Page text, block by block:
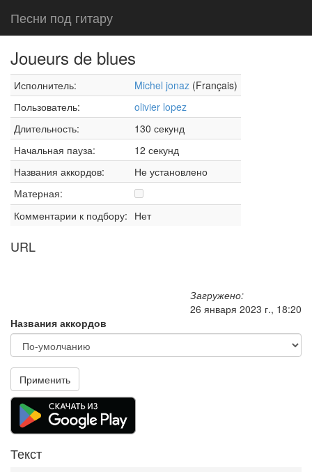
Песни под гитару
Joueurs de blues
Исполнитель: Michel jonaz (Français)
Пользователь:
olivier lopez
Длительность:
130 секунд
Начальная пауза:
12 секунд
Названия аккордов:
Не установлено
Матерная:
Комментарии к подбору: Нет
URL
Загружено:
26 января 2023 г., 18:20
Названия аккордов
Применить
Текст